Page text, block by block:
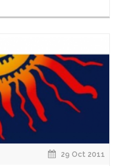
29 Oct 2011